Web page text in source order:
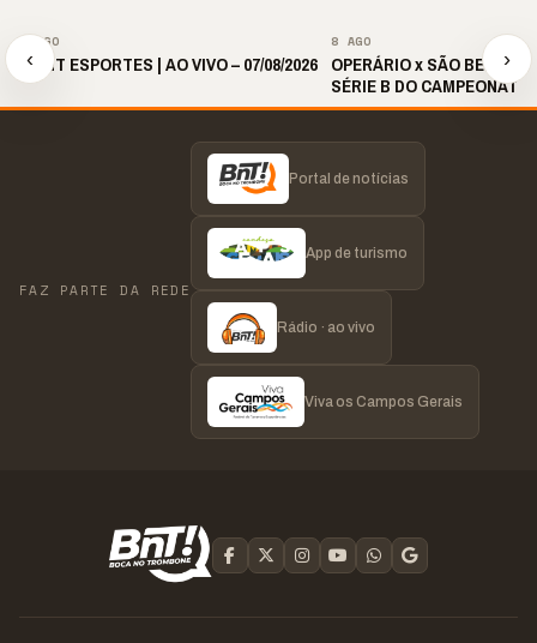
‹
8 AGO
🎙️ BNT ESPORTES | AO VIVO – 07/08/2026
8 AGO
OPERÁRIO x SÃO
SÉRIE B DO
2026 | 19H30
›
FAZ PARTE DA REDE
Portal de notícias
App de turismo
Rádio · ao vivo
Viva os Campos Gerais